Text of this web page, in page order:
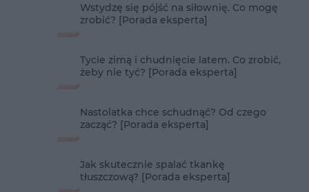
Wstydzę się pójść na siłownię. Co mogę
zrobić? [Porada eksperta]
Tycie zimą i chudnięcie latem. Co zrobić,
żeby nie tyć? [Porada eksperta]
Nastolatka chce schudnąć? Od czego
zacząć? [Porada eksperta]
Jak skutecznie spalać tkankę
tłuszczową? [Porada eksperta]